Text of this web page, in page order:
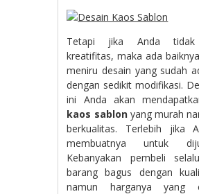
Tetapi jika Anda tidak
kreatifitas, maka ada
meniru desain yang sudah
dengan sedikit modifikasi.
ini Anda akan
kaos sablonyang murah
berkualitas. Terlebih jika
membuatnya untuk
Kebanyakan pembeli
barang bagus dengan
namun harganya yang